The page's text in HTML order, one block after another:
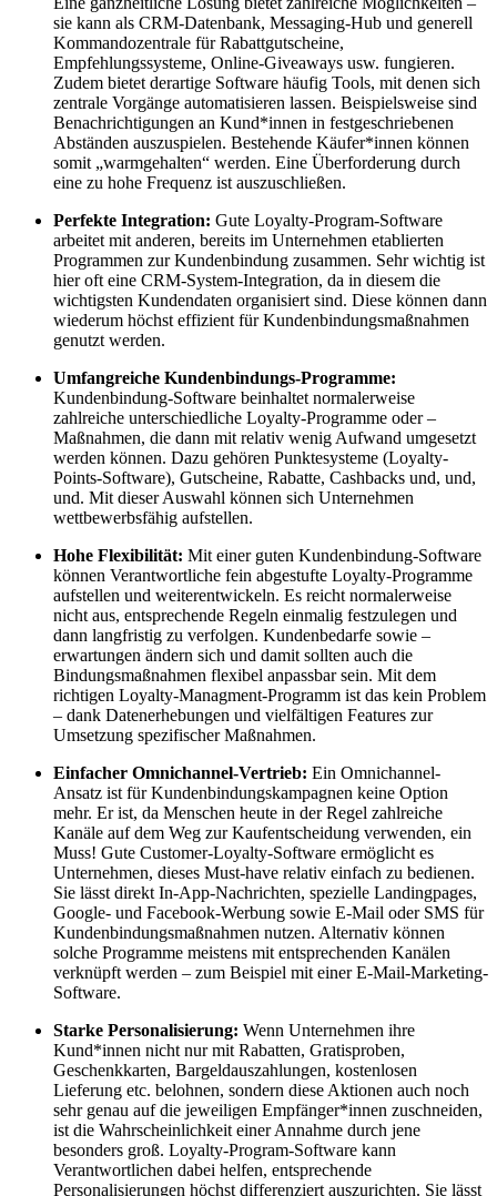
sie kann als CRM-Datenbank, Messaging-Hub und generell
Kommandozentrale für Rabattgutscheine,
Empfehlungssysteme, Online-Giveaways usw. fungieren.
Zudem bietet derartige Software häufig Tools, mit denen sich
zentrale Vorgänge automatisieren lassen. Beispielsweise sind
Benachrichtigungen an Kund*innen in festgeschriebenen
Abständen auszuspielen. Bestehende Käufer*innen können
somit „warmgehalten“ werden. Eine Überforderung durch
eine zu hohe Frequenz ist auszuschließen.
Perfekte Integration: Gute Loyalty-Program-Software
arbeitet mit anderen, bereits im Unternehmen etablierten
Programmen zur Kundenbindung zusammen. Sehr wichtig ist
hier oft eine CRM-System-Integration, da in diesem die
wichtigsten Kundendaten organisiert sind. Diese können dann
wiederum höchst effizient für Kundenbindungsmaßnahmen
genutzt werden.
Umfangreiche Kundenbindungs-Programme:
Kundenbindung-Software beinhaltet normalerweise
zahlreiche unterschiedliche Loyalty-Programme oder –
Maßnahmen, die dann mit relativ wenig Aufwand umgesetzt
werden können. Dazu gehören Punktesysteme (Loyalty-
Points-Software), Gutscheine, Rabatte, Cashbacks und, und,
und. Mit dieser Auswahl können sich Unternehmen
wettbewerbsfähig aufstellen.
Hohe Flexibilität: Mit einer guten Kundenbindung-Software
können Verantwortliche fein abgestufte Loyalty-Programme
aufstellen und weiterentwickeln. Es reicht normalerweise
nicht aus, entsprechende Regeln einmalig festzulegen und
dann langfristig zu verfolgen. Kundenbedarfe sowie –
erwartungen ändern sich und damit sollten auch die
Bindungsmaßnahmen flexibel anpassbar sein. Mit dem
richtigen Loyalty-Managment-Programm ist das kein Problem
– dank Datenerhebungen und vielfältigen Features zur
Umsetzung spezifischer Maßnahmen.
Einfacher Omnichannel-Vertrieb: Ein Omnichannel-
Ansatz ist für Kundenbindungskampagnen keine Option
mehr. Er ist, da Menschen heute in der Regel zahlreiche
Kanäle auf dem Weg zur Kaufentscheidung verwenden, ein
Muss! Gute Customer-Loyalty-Software ermöglicht es
Unternehmen, dieses Must-have relativ einfach zu bedienen.
Sie lässt direkt In-App-Nachrichten, spezielle Landingpages,
Google- und Facebook-Werbung sowie E-Mail oder SMS für
Kundenbindungsmaßnahmen nutzen. Alternativ können
solche Programme meistens mit entsprechenden Kanälen
verknüpft werden – zum Beispiel mit einer E-Mail-Marketing-
Software.
Starke Personalisierung: Wenn Unternehmen ihre
Kund*innen nicht nur mit Rabatten, Gratisproben,
Geschenkkarten, Bargeldauszahlungen, kostenlosen
Lieferung etc. belohnen, sondern diese Aktionen auch noch
sehr genau auf die jeweiligen Empfänger*innen zuschneiden,
ist die Wahrscheinlichkeit einer Annahme durch jene
besonders groß. Loyalty-Program-Software kann
Verantwortlichen dabei helfen, entsprechende
Personalisierungen höchst differenziert auszurichten. Sie lässt